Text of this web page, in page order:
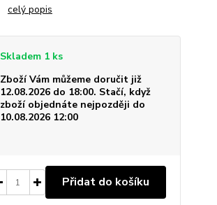
celý popis
Skladem 1 ks
Zboží Vám můžeme doručit již
12.08.2026 do 18:00. Stačí, když
zboží objednáte nejpozději do
10.08.2026 12:00
Přidat do košíku